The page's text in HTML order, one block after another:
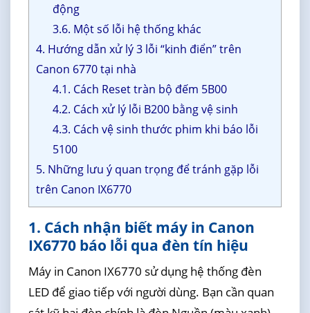
động
3.6. Một số lỗi hệ thống khác
4. Hướng dẫn xử lý 3 lỗi “kinh điển” trên
Canon 6770 tại nhà
4.1. Cách Reset tràn bộ đếm 5B00
4.2. Cách xử lý lỗi B200 bằng vệ sinh
4.3. Cách vệ sinh thước phim khi báo lỗi
5100
5. Những lưu ý quan trọng để tránh gặp lỗi
trên Canon IX6770
1. Cách nhận biết máy in Canon
IX6770 báo lỗi qua đèn tín hiệu
Máy in Canon IX6770 sử dụng hệ thống đèn
LED để giao tiếp với người dùng. Bạn cần quan